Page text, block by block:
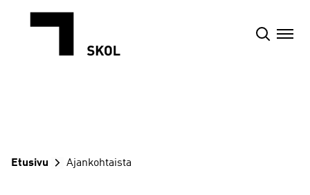
sisältöön
Etusivu Ajankohtaista